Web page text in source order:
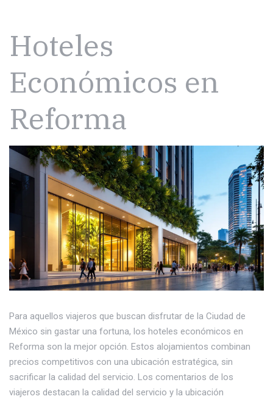
Hoteles
Económicos en
Reforma
Para aquellos viajeros que buscan disfrutar de la Ciudad de
México sin gastar una fortuna, los hoteles económicos en
Reforma son la mejor opción. Estos alojamientos combinan
precios competitivos con una ubicación estratégica, sin
sacrificar la calidad del servicio. Los comentarios de los
viajeros destacan la calidad del servicio y la ubicación